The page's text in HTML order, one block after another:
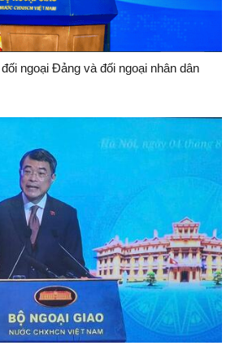
ngoại Đảng và đối ngoại nhân dân